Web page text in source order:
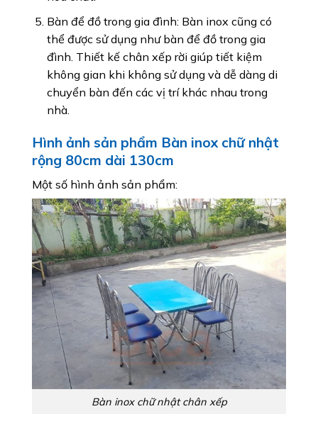
Bàn để đồ trong gia đình: Bàn inox cũng có
thể được sử dụng như bàn để đồ trong gia
đình. Thiết kế chân xếp rời giúp tiết kiệm
không gian khi không sử dụng và dễ dàng di
chuyển bàn đến các vị trí khác nhau trong
nhà.
Hình ảnh sản phẩm Bàn inox chữ nhật
rộng 80cm dài 130cm
Một số hình ảnh sản phẩm:
Bàn inox chữ nhật chân xếp